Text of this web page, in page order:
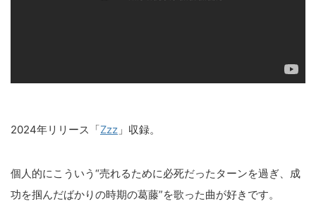
2024年リリース「Zzz 」収録。
個人的にこういう“売れるために必死だったターンを過ぎ、成
功を掴んだばかりの時期の葛藤”を歌った曲が好きです。